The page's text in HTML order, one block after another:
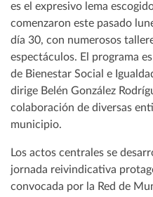
es el expresivo lema
comenzaron este pasado
día 30, con numerosos
espectáculos. El programa
de Bienestar Social e
dirige Belén González
colaboración de diversas
municipio.
Los actos centrales se
jornada reivindicativa
convocada por la Red de